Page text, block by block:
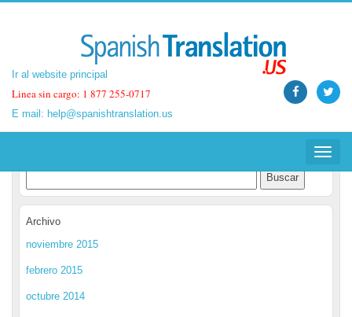
Ir al website principal
Linea sin cargo: 1 877 255-0717
E mail: help@spanishtranslation.us
Toggle
Ir al website principal
Linea sin cargo: 1 877 255-0717
E mail: help@spanishtranslation.us
Toggle
Spanish Translation Blog
Archivo
noviembre 2015
febrero 2015
octubre 2014